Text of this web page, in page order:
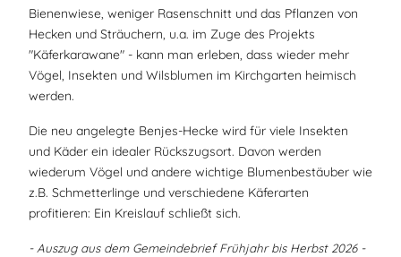
Bienenwiese, weniger Rasenschnitt und das Pflanzen von
Hecken und Sträuchern, u.a. im Zuge des Projekts
"Käferkarawane" - kann man erleben, dass wieder mehr
Vögel, Insekten und Wilsblumen im Kirchgarten heimisch
werden.
Die neu angelegte Benjes-Hecke wird für viele Insekten
und Käder ein idealer Rückszugsort. Davon werden
wiederum Vögel und andere wichtige Blumenbestäuber wie
z.B. Schmetterlinge und verschiedene Käferarten
profitieren: Ein Kreislauf schließt sich.
- Auszug aus dem Gemeindebrief Frühjahr bis Herbst 2026 -